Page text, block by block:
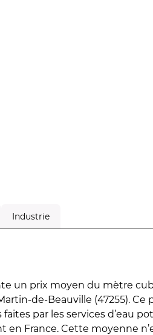
Industrie
un prix moyen du mètre
de-Beauville (47255). Ce
par les services d’eau
en France. Cette moyenne